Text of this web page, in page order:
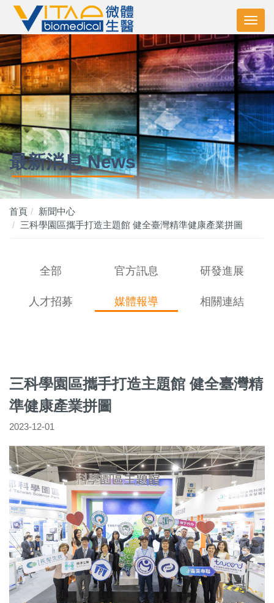
最新消息 News
首頁
新聞中心
三科學園區攜手打造主題館 健全臺灣精準健康產業拼圖
全部 官方訊息 研發進展
人才招募 媒體報導 相關連結
三科學園區攜手打造主題館 健全臺灣精
準健康產業拼圖
2023-12-01